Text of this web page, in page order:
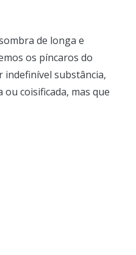
de longa e
os píncaros do
substância,
coisificada, mas que